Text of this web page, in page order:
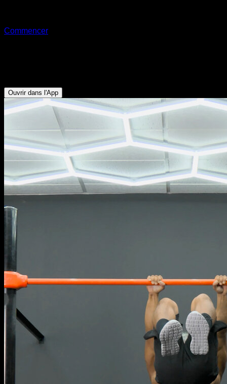
Commencer
Ouvrir dans l'App